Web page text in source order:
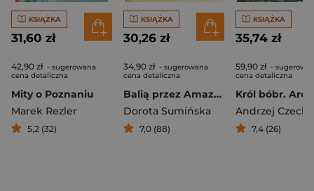
KSIĄŻKA
31,60 zł
42,90 zł - sugerowana
cena detaliczna
Mity o Poznaniu
Marek Rezler
5,2 (32)
KSIĄŻKA
30,26 zł
34,90 zł - sugerowana
cena detaliczna
Balią przez Amazonkę
Dorota Sumińska
7,0 (88)
KSIĄŻKA
35,74 zł
59,90 zł -
cena detaliczna
Andrzej Czech
7,4 (26)